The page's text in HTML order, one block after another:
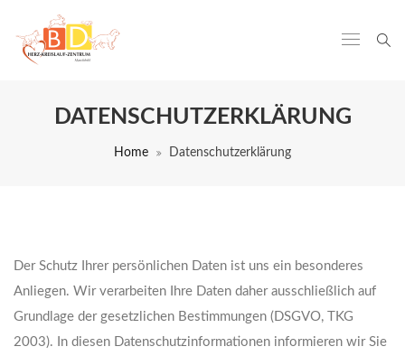
DATENSCHUTZERKLÄRUNG
Home Datenschutzerklärung
Der Schutz Ihrer persönlichen Daten ist uns ein besonderes
Anliegen. Wir verarbeiten Ihre Daten daher ausschließlich auf
Grundlage der gesetzlichen Bestimmungen (DSGVO, TKG
2003). In diesen Datenschutzinformationen informieren wir Sie